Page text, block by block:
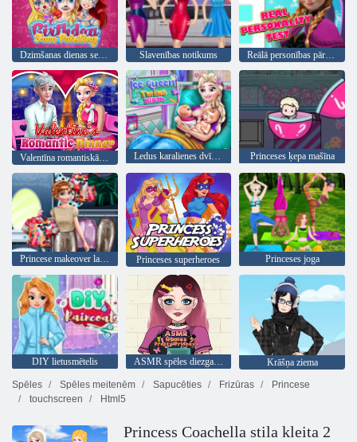
Dzimšanas dienas sejas krāsošana Slavenības notikums Reālā personības pārbaude
Ledus karalienes dvīņu dzimšana Princeses ķepa mašīna
Princese makeover laiks Princeses superheroes Princeses joga
DIY lietusmētelis ASMR spēles diezgan princese
Krāšņa ziema
Spēles
Spēles meitenēm Sapucēties Frizūras
Princese
touchscreen
Html5
Princess Coachella stila kleita 2